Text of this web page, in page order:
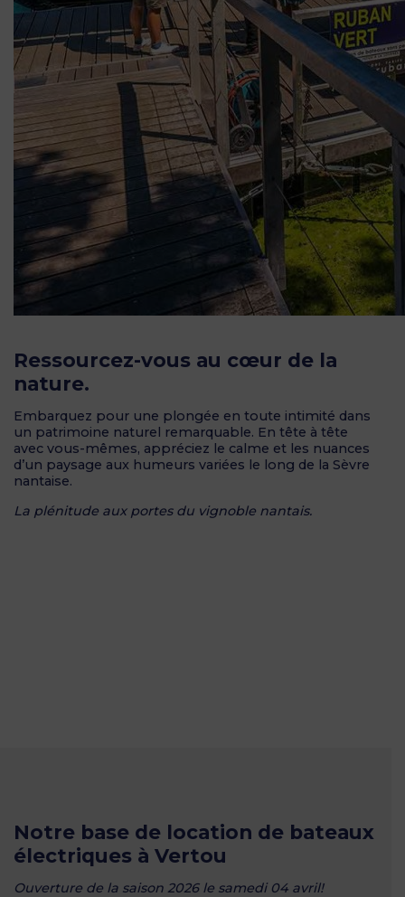
Ressourcez-vous au cœur de la
nature.
Embarquez pour une plongée en toute intimité dans
un patrimoine naturel remarquable. En tête à tête
avec vous-mêmes, appréciez le calme et les nuances
d’un paysage aux humeurs variées le long de la Sèvre
nantaise.
La plénitude aux portes du vignoble nantais.
Notre base de location de bateaux
électriques à Vertou
Ouverture de la saison 2026 le samedi 04 avril!